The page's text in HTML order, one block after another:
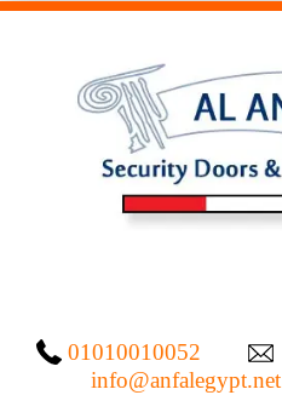
01010010052
info@anfalegypt.net